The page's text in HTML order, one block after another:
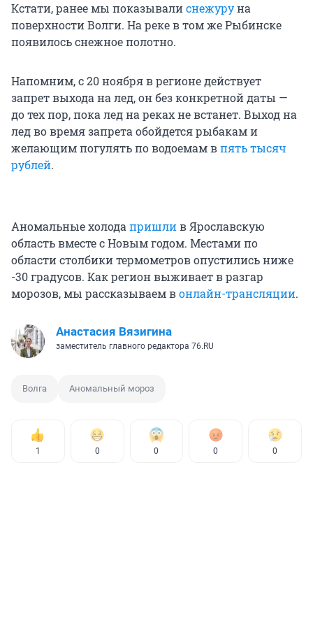
Кстати, ранее мы показывалиснежуруна
поверхности Волги. На реке в том же Рыбинске
появилось снежное полотно.
Напомним, с 20 ноября в регионе действует
запрет выхода на лед, он без конкретной даты —
до тех пор, пока лед на реках не встанет. Выход на
лед во время запрета обойдется рыбакам и
желающим погулять по водоемам впять тысяч
рублей.
Аномальные холода пришлив Ярославскую
область вместе с Новым годом. Местами по
области столбики термометров опустились ниже
-30 градусов. Как регион выживает в разгар
морозов, мы рассказываем вонлайн-трансляции.
Анастасия Вязигина
заместитель главного редактора 76.RU
Волга Аномальный мороз
1 0 0 0 0